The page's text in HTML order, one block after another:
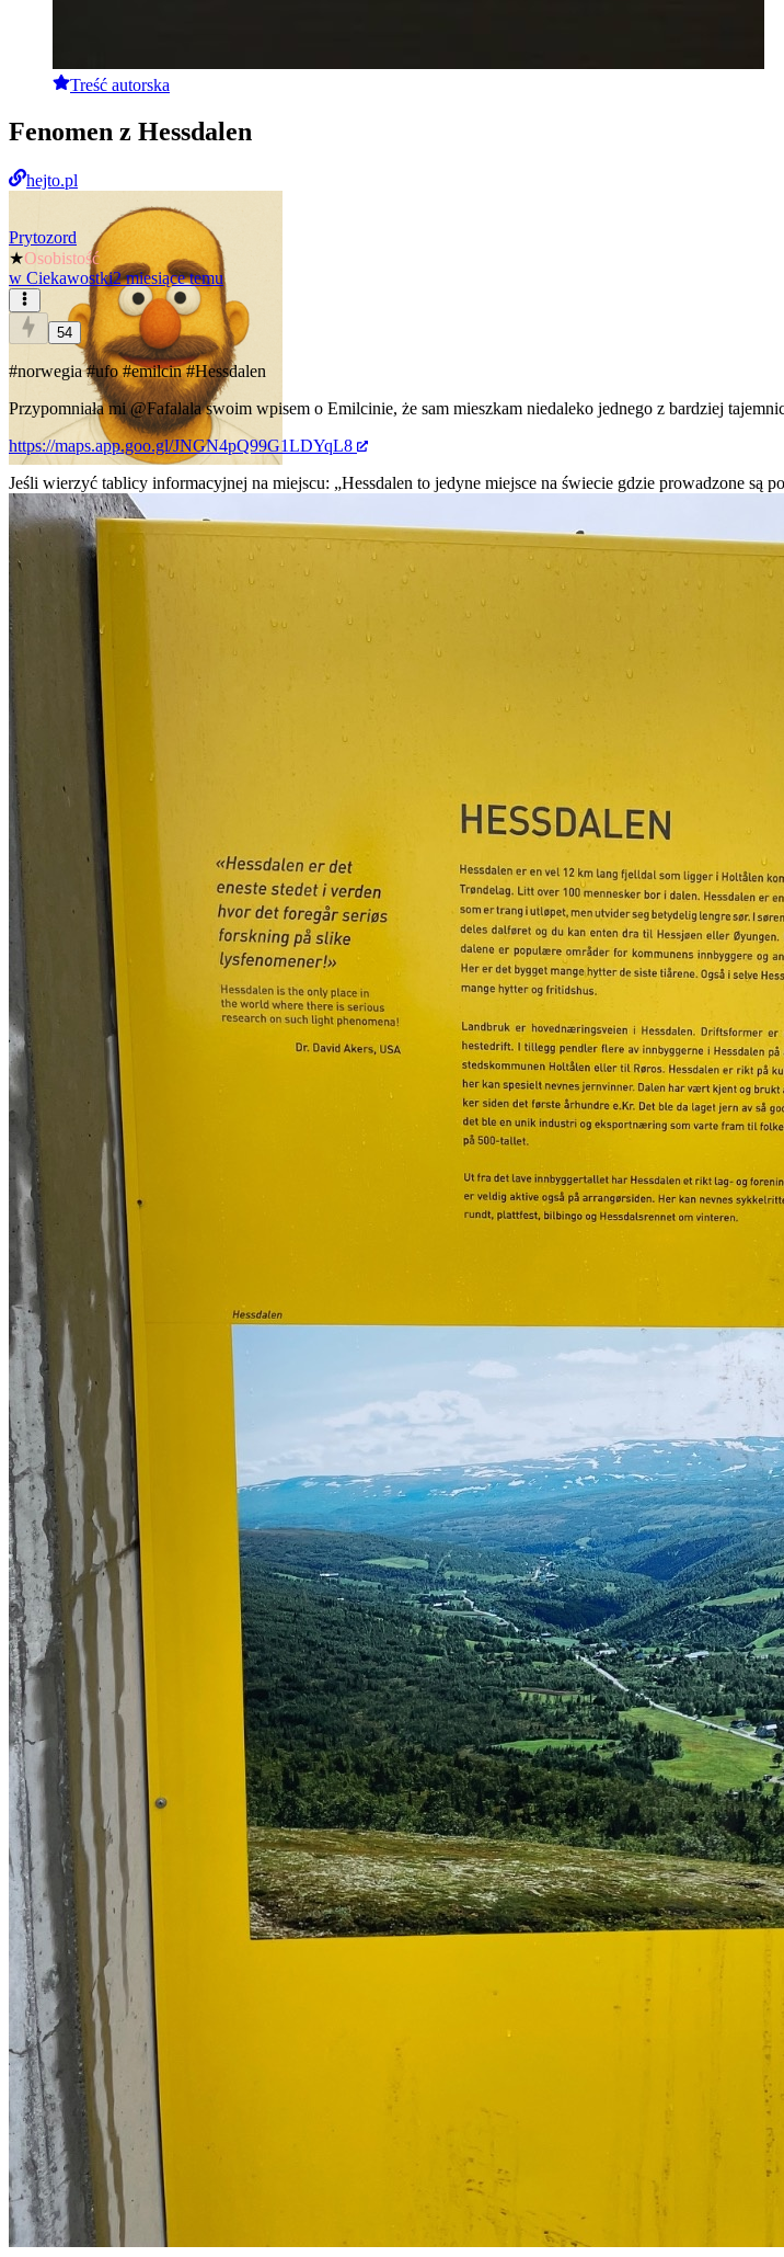
Treść autorska
Fenomen z Hessdalen
hejto.pl
Prytozord
★Osobistość
w Ciekawostki2 miesiące temu
54
#norwegia #ufo #emilcin #Hessdalen
Przypomniała mi@Fafalalaswoim wpisem o Emilcinie, że sam mieszkam niedaleko jednego z bardziej
https://maps.app.goo.gl/JNGN4pQ99G1LDYqL8
Jeśli wierzyć tablicy informacyjnej na miejscu: „Hessdalen to jedyne miejsce na świecie gdzie prowadzone są